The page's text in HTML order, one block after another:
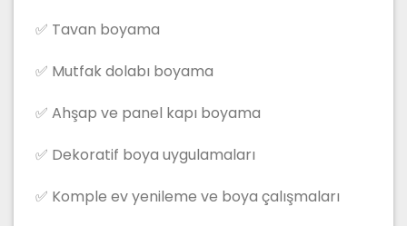
✅ Tavan boyama
✅ Mutfak dolabı boyama
✅ Ahşap ve panel kapı boyama
✅ Dekoratif boya uygulamaları
✅ Komple ev yenileme ve boya çalışmaları